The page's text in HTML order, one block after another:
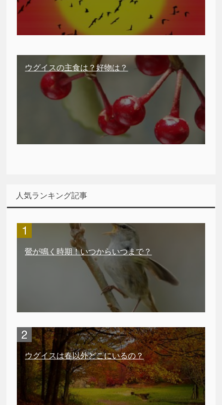
ウグイスの主食は？好物は？
人気ランキング記事
鶯が鳴く時期！いつからいつまで？
ウグイスは春以外どこにいるの？